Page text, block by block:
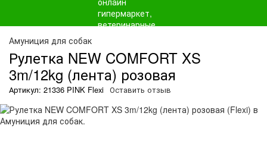
Амуниция для собак
Рулетка NEW COMFORT XS
3m/12kg (лента) розовая
Артикул: 21336 PINK Flexi Оставить отзыв